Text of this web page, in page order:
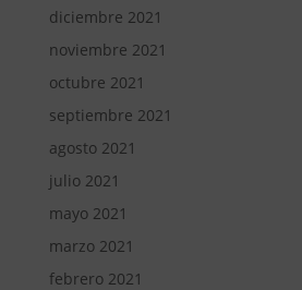
diciembre 2021
noviembre 2021
octubre 2021
septiembre 2021
agosto 2021
julio 2021
mayo 2021
marzo 2021
febrero 2021